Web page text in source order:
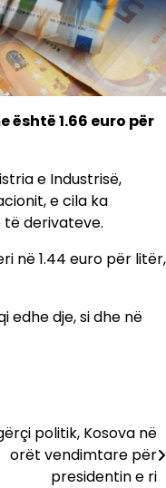
është 1.66 euro për
e Industrisë,
e cila ka
derivateve.
në 1.44 euro për litër,
edhe dje, si dhe në
politik, Kosova në
orët vendimtare për
presidentin e ri